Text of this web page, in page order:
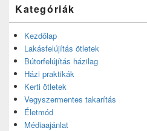
Kategóriák
Kezdőlap
Lakásfelújítás ötletek
Bútorfelújítás házilag
Házi praktikák
Kerti ötletek
Vegyszermentes takarítás
Életmód
Médiaajánlat